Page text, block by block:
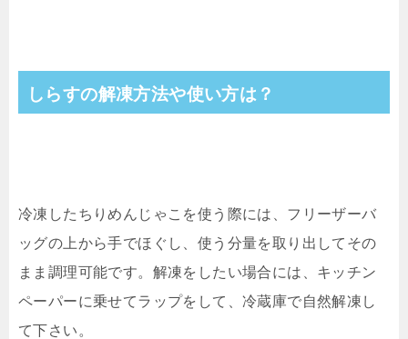
しらすの解凍方法や使い方は？
冷凍したちりめんじゃこを使う際には、フリーザーバ
ッグの上から手でほぐし、使う分量を取り出してその
まま調理可能です。解凍をしたい場合には、キッチン
ペーパーに乗せてラップをして、冷蔵庫で自然解凍し
て下さい。